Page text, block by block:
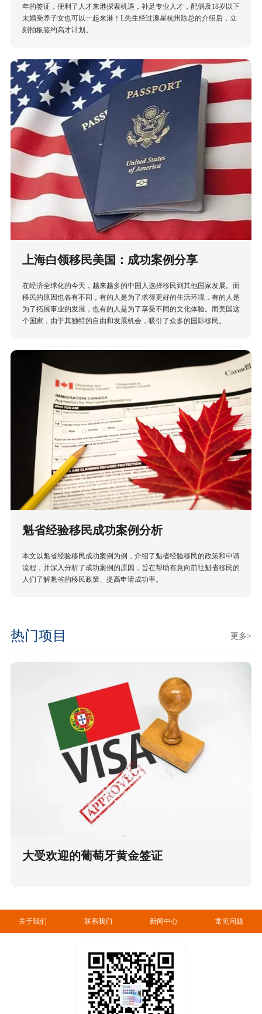
年的签证，便利了人才来港探索机遇，补足专业人才，配偶及18岁以下
未婚受养子女也可以一起来港！L先生经过澳星杭州陈总的介绍后，立
刻拍板签约高才计划。
上海白领移民美国：成功案例分享
在经济全球化的今天，越来越多的中国人选择移民到其他国家发展。而
移民的原因也各有不同，有的人是为了求得更好的生活环境，有的人是
为了拓展事业的发展，也有的人是为了享受不同的文化体验。而美国这
个国家，由于其独特的自由和发展机会，吸引了众多的国际移民。
魁省经验移民成功案例分析
本文以魁省经验移民成功案例为例，介绍了魁省经验移民的政策和申请
流程，并深入分析了成功案例的原因，旨在帮助有意向前往魁省移民的
人们了解魁省的移民政策、提高申请成功率。
热门项目 更多>
大受欢迎的葡萄牙黄金签证
关于我们 联系我们 新闻中心 常见问题